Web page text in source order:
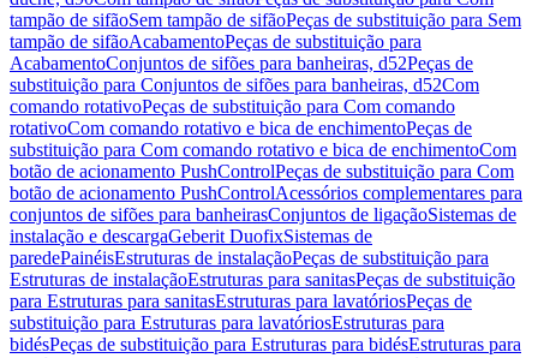
tampão de sifãoSem tampão de sifãoPeças de substituição para Sem
tampão de sifãoAcabamentoPeças de substituição para
AcabamentoConjuntos de sifões para banheiras, d52Peças de
substituição para Conjuntos de sifões para banheiras, d52Com
comando rotativoPeças de substituição para Com comando
rotativoCom comando rotativo e bica de enchimentoPeças de
substituição para Com comando rotativo e bica de enchimentoCom
botão de acionamento PushControlPeças de substituição para Com
botão de acionamento PushControlAcessórios complementares para
conjuntos de sifões para banheirasConjuntos de ligaçãoSistemas de
instalação e descargaGeberit DuofixSistemas de
paredePainéisEstruturas de instalaçãoPeças de substituição para
Estruturas de instalaçãoEstruturas para sanitasPeças de substituição
para Estruturas para sanitasEstruturas para lavatóriosPeças de
substituição para Estruturas para lavatóriosEstruturas para
bidésPeças de substituição para Estruturas para bidésEstruturas para